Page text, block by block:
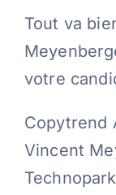
Tout va
votre
Copytrend
Vincent